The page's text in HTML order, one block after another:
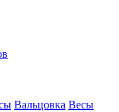
Вальцовка Весы